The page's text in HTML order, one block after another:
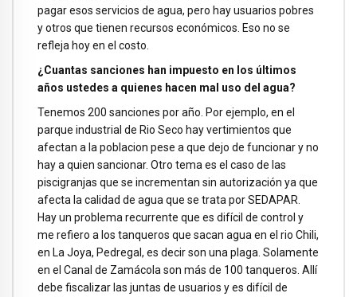
pagar esos servicios de agua, pero hay usuarios pobres
y otros que tienen recursos económicos. Eso no se
refleja hoy en el costo.
¿Cuantas sanciones han impuesto en los últimos
años ustedes a quienes hacen mal uso del agua?
Tenemos 200 sanciones por año. Por ejemplo, en el
parque industrial de Rio Seco hay vertimientos que
afectan a la poblacion pese a que dejo de funcionar y no
hay a quien sancionar. Otro tema es el caso de las
piscigranjas que se incrementan sin autorización ya que
afecta la calidad de agua que se trata por SEDAPAR.
Hay un problema recurrente que es difícil de control y
me refiero a los tanqueros que sacan agua en el rio Chili,
en La Joya, Pedregal, es decir son una plaga. Solamente
en el Canal de Zamácola son más de 100 tanqueros. Allí
debe fiscalizar las juntas de usuarios y es difícil de